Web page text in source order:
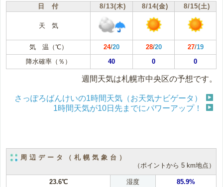
日 付 8/13(木) 8/14(金) 8/15(土)
天 気
気 温（℃） 24/20 28/20 27/19
降水確率（％）
40 0 0
週間天気は札幌市中央区の予想です。
さっぽろばんけいの1時間天気（お天気ナビゲータ）
1時間天気が10日先までにパワーアップ！
周辺データ（札幌気象台）
（ポイントから 5 km地点）
23.6℃ 湿度 85.9%